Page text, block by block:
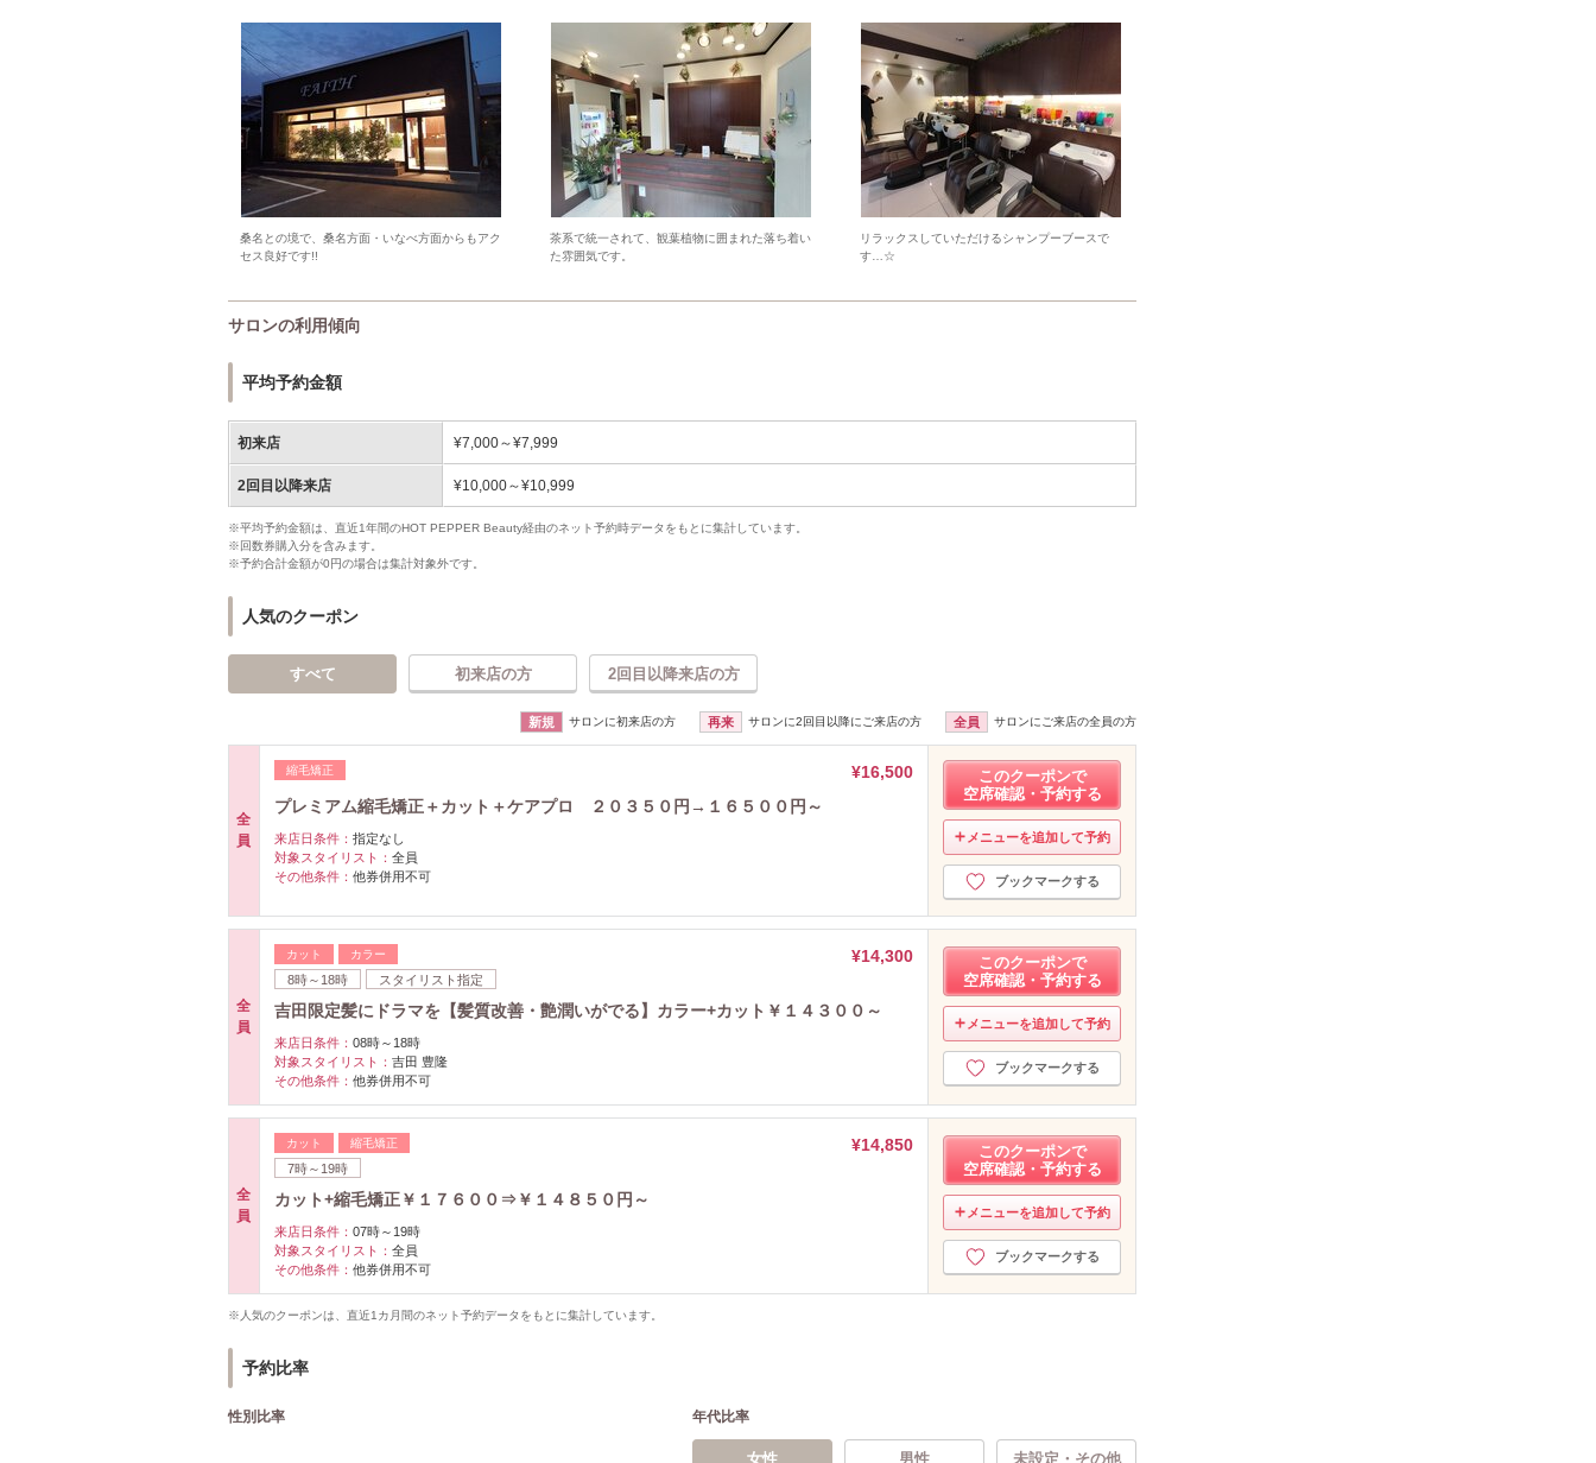
桑名との境で、桑名方面・いなべ方面からもアク
セス良好です!!
茶系で統一されて、観葉植物に囲まれた落ち着い
た雰囲気です。
リラックスしていただけるシャンプーブースで
す…☆
サロンの利用傾向
平均予約金額
初来店 ¥7,000～¥7,999
2回目以降来店 ¥10,000～¥10,999
※平均予約金額は、直近1年間のHOT PEPPER Beauty経由のネット予約時データをもとに集計しています。
※回数券購入分を含みます。
※予約合計金額が0円の場合は集計対象外です。
人気のクーポン
すべて 初来店の方 2回目以降来店の方
新規 サロンに初来店の方 再来 サロンに2回目以降にご来店の方 全員 サロンにご来店の全員の方
全
員
縮毛矯正
¥16,500
プレミアム縮毛矯正＋カット＋ケアプロ ２０３５０円→１６５００円～
来店日条件： 指定なし
対象スタイリスト： 全員
その他条件： 他券併用不可
このクーポンで
空席確認・予約する
メニューを追加して予約
ブックマークする
全
員
カット カラー
8時～18時 スタイリスト指定
¥14,300
吉田限定髪にドラマを【髪質改善・艶潤いがでる】カラー+カット￥１４３００～
来店日条件： 08時～18時
対象スタイリスト： 吉田 豊隆
その他条件： 他券併用不可
このクーポンで
空席確認・予約する
メニューを追加して予約
ブックマークする
全
員
カット 縮毛矯正
7時～19時
¥14,850
カット+縮毛矯正￥１７６００⇒￥１４８５０円～
来店日条件： 07時～19時
対象スタイリスト： 全員
その他条件： 他券併用不可
このクーポンで
空席確認・予約する
メニューを追加して予約
ブックマークする
※人気のクーポンは、直近1カ月間のネット予約データをもとに集計しています。
予約比率
性別比率 年代比率
女性 男性 未設定・その他